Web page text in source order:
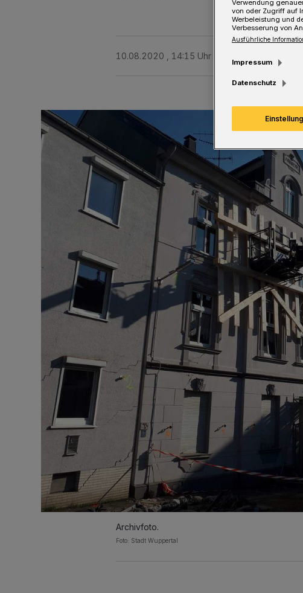
10.08.2020 , 14:15 Uhr
Archivfoto.
Foto: Stadt Wuppertal
Verwendung
von oder Zugriff auf
Werbeleistung und
Verbesserung von
Ausführliche
Impressum
Datenschutz